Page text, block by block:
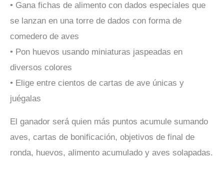
• Gana fichas de alimento con dados especiales que
se lanzan en una torre de dados con forma de
comedero de aves
• Pon huevos usando miniaturas jaspeadas en
diversos colores
• Elige entre cientos de cartas de ave únicas y
juégalas
El ganador será quien más puntos acumule sumando
aves, cartas de bonificación, objetivos de final de
ronda, huevos, alimento acumulado y aves solapadas.